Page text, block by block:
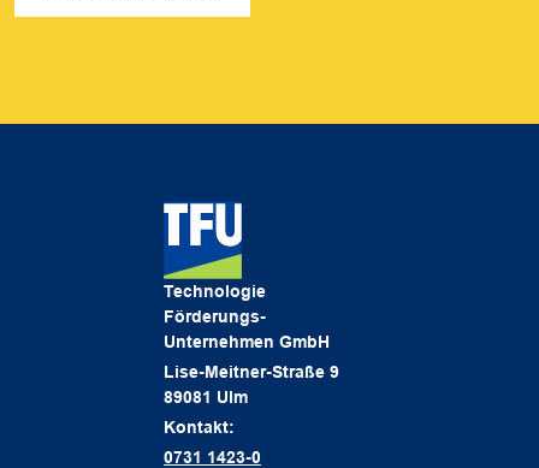
Technologie
Förderungs-
Unternehmen GmbH
Lise-Meitner-Straße 9
89081 Ulm
Kontakt:
0731 1423-0